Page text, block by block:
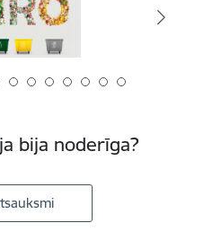
bija noderīga?